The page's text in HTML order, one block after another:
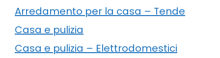
Arredamento per la casa – Tende
Casa e pulizia
Casa e pulizia – Elettrodomestici